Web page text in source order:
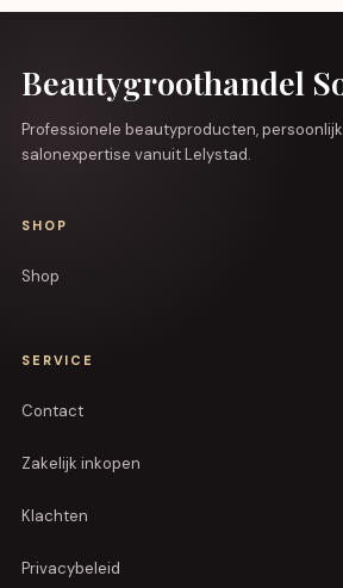
Beautygroothandel
Professionele beautyproducten,
salonexpertise vanuit Lelystad.
SHOP
Shop
SERVICE
Contact
Zakelijk inkopen
Klachten
Privacybeleid